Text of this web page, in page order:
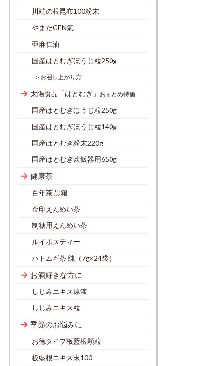
川端の根昆布100粉末
やまだGEN氣
亜麻仁油
国産はとむぎほうじ粒250g
＞お召し上がり方
太陽食品「はとむぎ」 おまとめ特価
国産はとむぎほうじ粒250g
国産はとむぎほうじ粒140g
国産はとむぎ粉末220g
国産はとむぎ炊飯器用650g
健康茶
百年茶 黒箱
金印えんめい茶
制糖用えんめい茶
ルイボスティー
ハトムギ茶 純（7g×24袋）
お酒好きな方に
しじみエキス原液
しじみエキス粒
季節のお悩みに
お徳タイプ板藍根顆粒
板藍根エキス末100